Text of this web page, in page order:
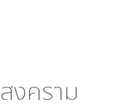
งคราม